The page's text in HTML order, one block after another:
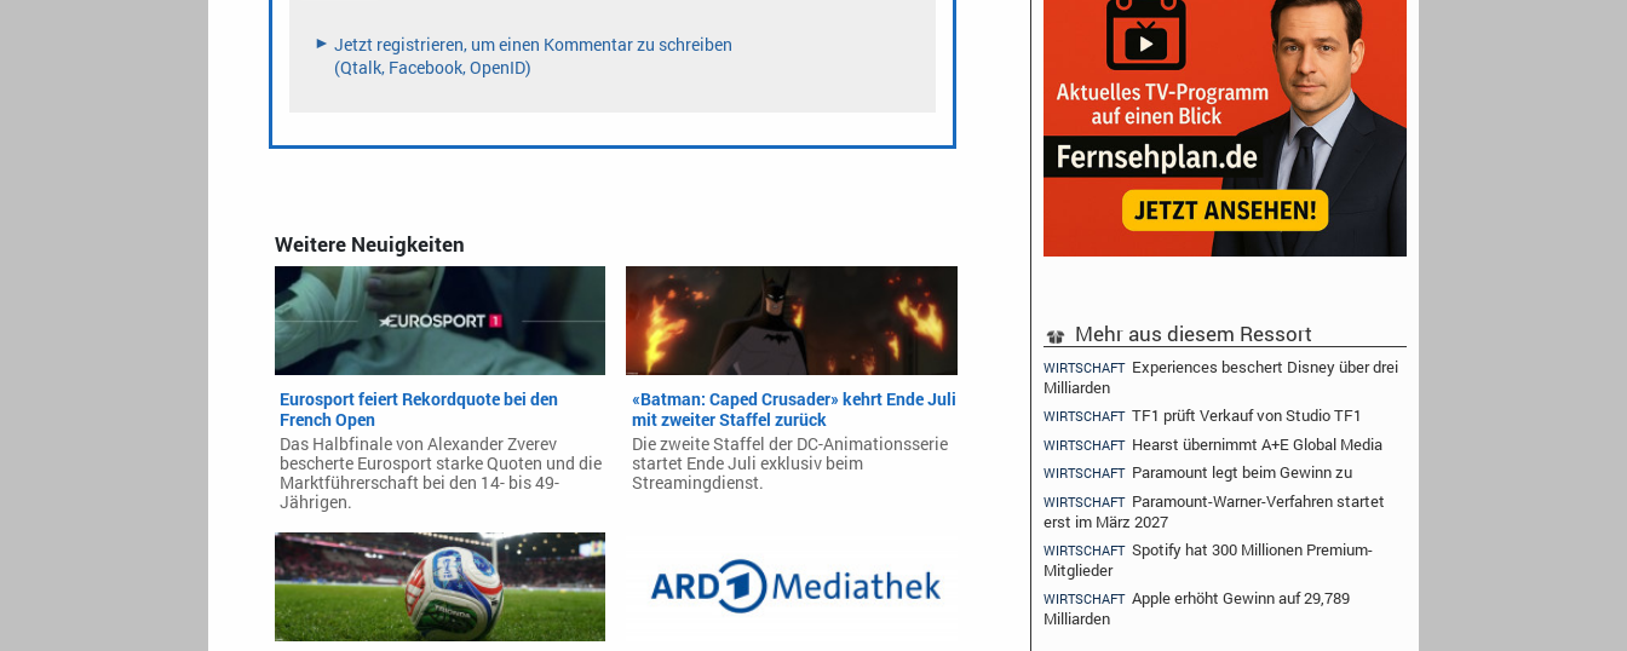
Weitere Neuigkeiten
Eurosport feiert Rekordquote bei den
French Open
Das Halbfinale von Alexander Zverev
bescherte Eurosport starke Quoten und die
Marktführerschaft bei den 14- bis 49-
Jährigen.
«Batman: Caped Crusader» kehrt Ende Juli
mit zweiter Staffel zurück
Die zweite Staffel der DC-Animationsserie
startet Ende Juli exklusiv beim
Streamingdienst.
Mehr aus diesem Ressort
WIRTSCHAFT Experiences beschert Disney über drei
Milliarden
WIRTSCHAFT TF1 prüft Verkauf von Studio TF1
WIRTSCHAFT Hearst übernimmt A+E Global Media
WIRTSCHAFT Paramount legt beim Gewinn zu
WIRTSCHAFT Paramount-Warner-Verfahren startet
erst im März 2027
WIRTSCHAFT Spotify hat 300 Millionen Premium-
Mitglieder
WIRTSCHAFT Apple erhöht Gewinn auf 29,789
Milliarden